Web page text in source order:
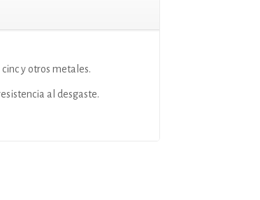
y otros metales.
al desgaste.